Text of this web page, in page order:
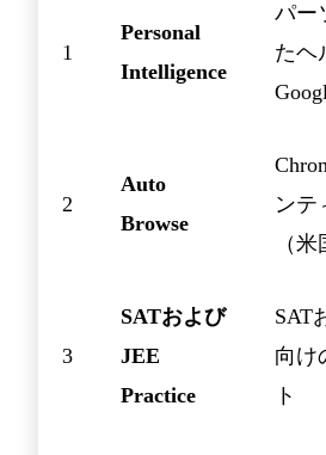
1
Personal
Intelligence
パー
たヘ
2
Auto
Browse
ンテ
（
3
SATおよび
JEE
Practice
SAT
向け
ト